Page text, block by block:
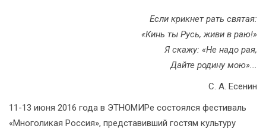
Если крикнет рать святая:
«Кинь ты Русь, живи в раю!»
Я скажу: «Не надо рая,
Дайте родину мою»...
С. А. Есенин
11-13 июня 2016 года в ЭТНОМИРе состоялся фестиваль
«Многоликая Россия», представивший гостям культуру